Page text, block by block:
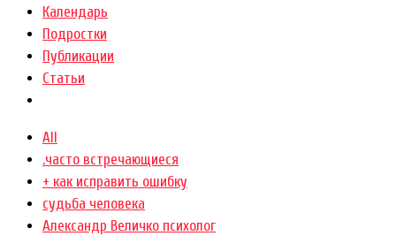
Календарь
Подростки
Публикации
Статьи
All
.часто встречающиеся
+ как исправить ошибку
cудьба человека
Александр Величко психолог